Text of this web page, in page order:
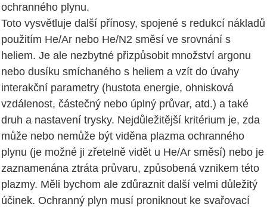
ochranného plynu.
Toto vysvětluje další přínosy, spojené s redukcí nákladů
použitím He/Ar nebo He/N2 směsí ve srovnání s
heliem. Je ale nezbytné přizpůsobit množství argonu
nebo dusíku smíchaného s heliem a vzít do úvahy
interakční parametry (hustota energie, ohnisková
vzdálenost, částečný nebo úplný průvar, atd.) a také
druh a nastavení trysky. Nejdůležitější kritérium je, zda
může nebo nemůže být viděna plazma ochranného
plynu (je možné ji zřetelně vidět u He/Ar směsí) nebo je
zaznamenána ztráta průvaru, způsobená vznikem této
plazmy. Měli bychom ale zdůraznit další velmi důležitý
účinek. Ochranný plyn musí proniknout ke svařovací